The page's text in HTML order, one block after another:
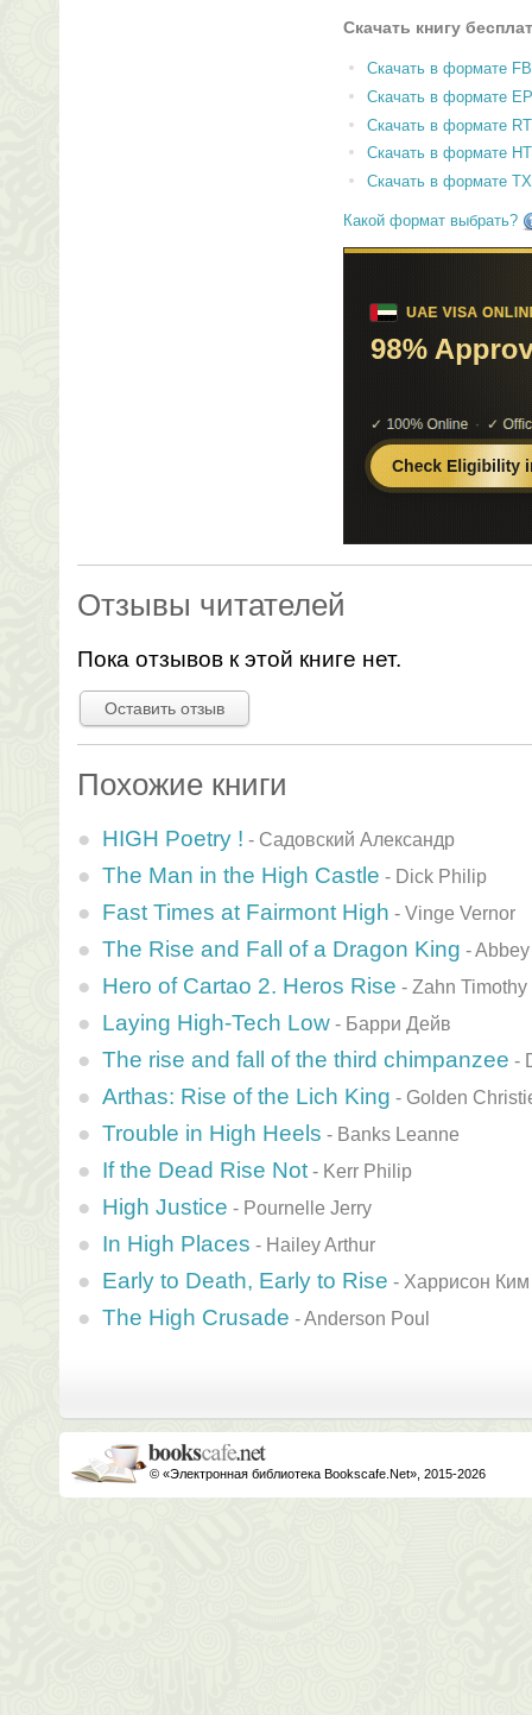
Скачать книгу
Скачать в формате
Скачать в формате
Скачать в формате
Скачать в формате
Скачать в формате
Какой формат выбрать?
Отзывы читателей
Пока отзывов к этой книге нет.
Оставить отзыв
Похожие книги
HIGH Poetry ! - Садовский Александр
The Man in the High Castle - Dick Philip
Fast Times at Fairmont High - Vinge Vernor
The Rise and Fall of a Dragon King -
Hero of Cartao 2. Heros Rise - Zahn Timothy
Laying High-Tech Low - Барри Дейв
The rise and fall of the third chimpanzee -
Arthas: Rise of the Lich King - Golden
Trouble in High Heels - Banks Leanne
If the Dead Rise Not - Kerr Philip
High Justice - Pournelle Jerry
In High Places - Hailey Arthur
Early to Death, Early to Rise - Харрисон Ким
The High Crusade -Anderson Poul
© «Электронная библиотека Bookscafe.Net», 2015-2026